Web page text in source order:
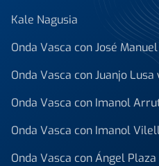
Kale Nagusia
Onda Vasca con José
Onda Vasca con Juanjo
Onda Vasca con Imanol
Onda Vasca con Imanol
Onda Vasca con Ángel Plaza